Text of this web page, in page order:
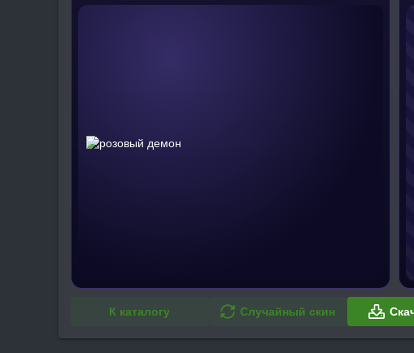
К каталогу Случайный скин